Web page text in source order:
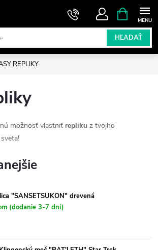
HĽADAŤ
KOŠÍK
REPLIKY
možnosť vlastniť repliku z tvojho
"SANSETSUKON" drevená
(dodanie 3-7 dní)